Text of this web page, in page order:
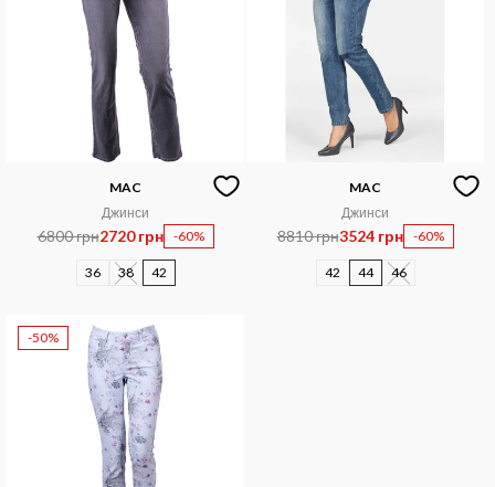
MAC
Джинси
6800 грн2720 грн -60%
36 38 42
MAC
Джинси
8810 грн3524 грн -60%
42 44 46
-50%